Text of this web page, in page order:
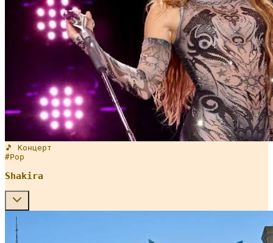
🎵 Концерт
#Pop
Shakira